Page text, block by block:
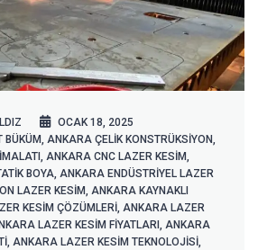
OCAK 18, 2025
BÜKÜM ANKARA ÇELIK KONSTRÜKSIYON
ANKARA CNC LAZER KESIM
BOYA ANKARA ENDÜSTRIYEL LAZER
LAZER KESIM ANKARA KAYNAKLI
KESIM ÇÖZÜMLERI ANKARA LAZER
LAZER KESIM FIYATLARI ANKARA
ANKARA LAZER KESIM TEKNOLOJISI